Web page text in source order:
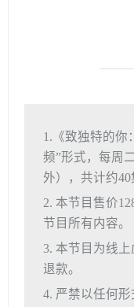
1.《致独特的你
频”形式，每周
外），共计约40
2. 本节目售价
节目所有内容。
3. 本节目为线
退款。
4. 严禁以任何